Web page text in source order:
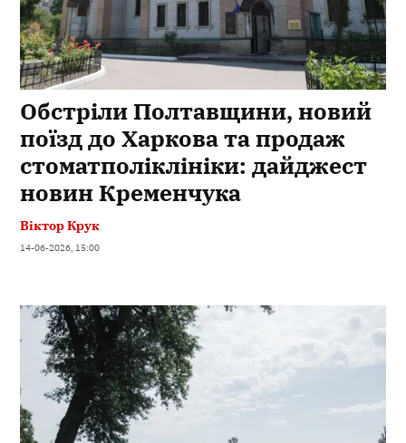
Обстріли Полтавщини, новий
поїзд до Харкова та продаж
стоматполіклініки: дайджест
новин Кременчука
Віктор Крук
14-06-2026, 15:00